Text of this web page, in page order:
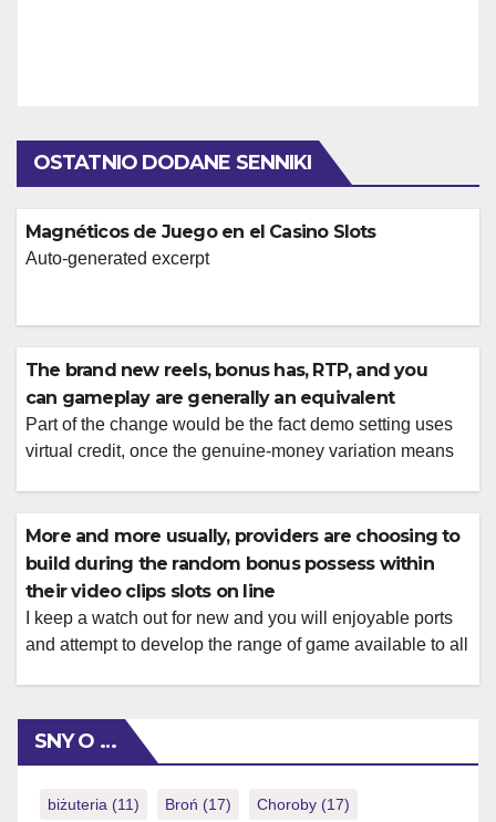
OSTATNIO DODANE SENNIKI
Magnéticos de Juego en el Casino Slots
Auto-generated excerpt
The brand new reels, bonus has, RTP, and you
can gameplay are generally an equivalent
Part of the change would be the fact demo setting uses
virtual credit, once the genuine-money variation means
Free harbors are typically just like their genuine-money
competitors with regards to game play, enjoys, paylines,
and you may bonus cycles. […]
More and more usually, providers are choosing to
build during the random bonus possess within
their video clips slots on line
I keep a watch out for new and you will enjoyable ports
and attempt to develop the range of game available to all
complete information about position games which have
paytables and you will effective combinations. Because
SNY O …
biżuteria (11) Broń (17) Choroby (17)